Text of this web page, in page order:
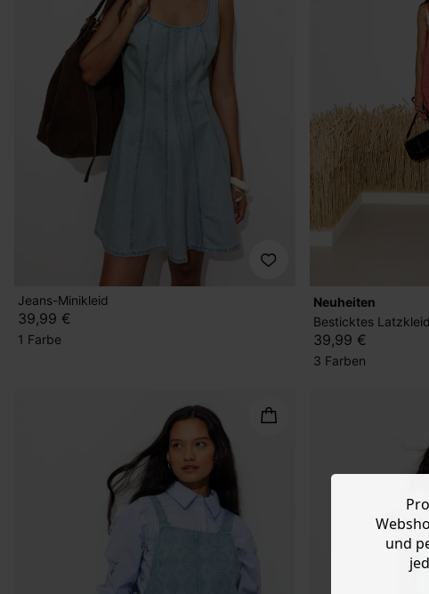
Jeans-Minikleid
39,99 €
1 Farbe
Neuheiten
Besticktes Latzkleid
39,99 €
3 Farben
und